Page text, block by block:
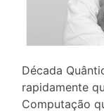
Década
rapidamente
Computação